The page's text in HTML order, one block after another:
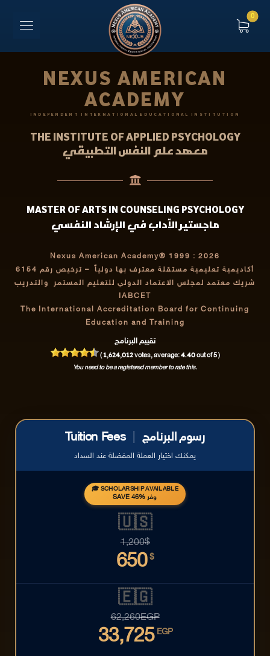
NEXUS AMERICAN
ACADEMY
INDEPENDENT INTERNATIONAL EDUCATIONAL INSTITUTION
THE INSTITUTE OF APPLIED PSYCHOLOGY
معهد علم النفس التطبيقي
MASTER OF ARTS IN COUNSELING PSYCHOLOGY
ماجستير الآداب في الإرشاد النفسي
Nexus American Academy® 1999 : 2026
أكاديمية تعليمية مستقلة معترف بها دولياً
– ترخيص رقم 6154
شريك معتمد لمجلس الاعتماد الدولي للتعليم المستمر والتدريب
IABCET
The International Accreditation Board for Continuing
Education and Training
تقييم البرنامج
(1,624,012votes, average:4.40out of 5 )
You need to be a registered member to rate this.
Tuition Fees رسوم البرنامج
يمكنك اختيار العملة المفضلة عند السداد
🎓 SCHOLARSHIP AVAILABLE
SAVE 46% وفر
🇺🇸
1,200$
650 $
🇪🇬
62,260EGP
33,725 EGP